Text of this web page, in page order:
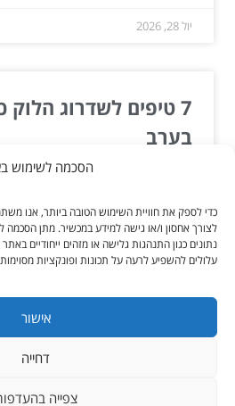
הסכמה לשימוש
כדי לספק את חוויית השימוש הטובה ביותר, אנו
לצורך אחסון ו/או גישה למידע במכשיר. מתן הסכמה
נתונים כגון התנהגות גלישה או מזהים ייחודיים
עלולים להשפיע לרעה על תכונות ופונקציות
אישור
דחייה
צפייה
יול 28, 2026
7 טיפים לשדרוג
בערב
אומנם הנטייה הטבעית ביום
בבית,...
קרא עוד »
כל הזכויות שמורות ל-